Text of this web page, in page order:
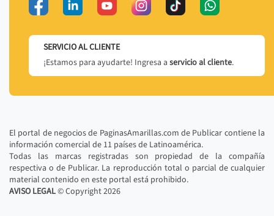
SERVICIO AL CLIENTE
¡Estamos para ayudarte! Ingresa a servicio al cliente.
El portal de negocios de PaginasAmarillas.com de Publicar contiene la
información comercial de 11 países de Latinoamérica.
Todas las marcas registradas son propiedad de la compañía
respectiva o de Publicar. La reproducción total o parcial de cualquier
material contenido en este portal está prohibido.
AVISO LEGAL© Copyright2026